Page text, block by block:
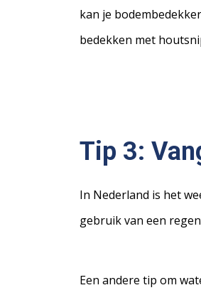
kan je
bedekken met
Tip 3:
In Nederland is het
gebruik van een
Een andere tip om